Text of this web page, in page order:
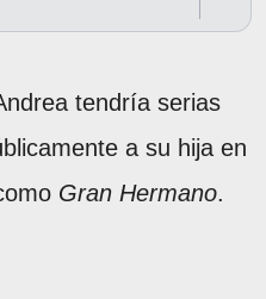
tendría serias
a su hija en
Gran Hermano.